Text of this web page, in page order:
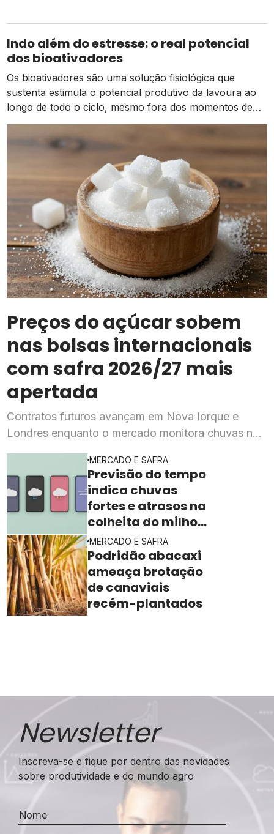
evoluiu em termos de disponibilidade de informações,
produção de qualidade e modernização da cadeia de
comercialização. Na esfera internacional, o país
Indo além do estresse: o real potencial
dos bioativadores
Os bioativadores são uma solução fisiológica que
sustenta estimula o potencial produtivo da lavoura ao
longo de todo o ciclo, mesmo fora dos momentos de
estresse
Preços do açúcar sobem
nas bolsas internacionais
com safra 2026/27 mais
apertada
Contratos futuros avançam em Nova Iorque e
Londres enquanto o mercado monitora chuvas na
MERCADO E SAFRA
Previsão do tempo
indica chuvas
fortes e atrasos na
colheita do milho
de 2ª safra
MERCADO E SAFRA
Podridão abacaxi
ameaça brotação
de canaviais
recém-plantados
Newsletter
Inscreva-se e fique por dentro das novidades
sobre produtividade e do mundo agro